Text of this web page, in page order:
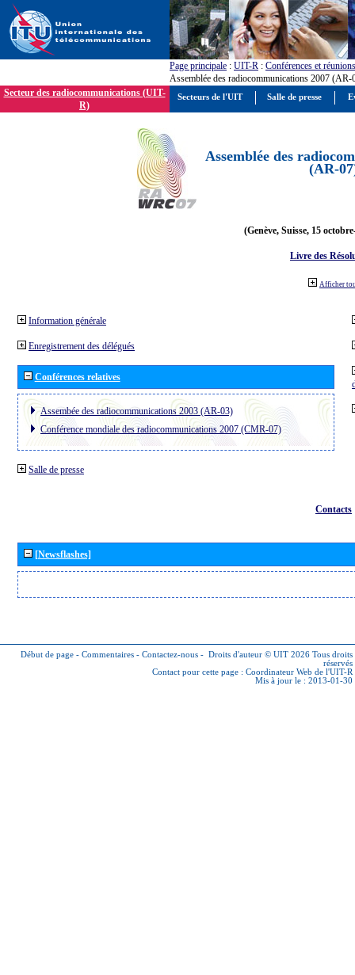
Page principale : UIT-R : Conférences et réunions
Assemblée des radiocommunications 2007 (AR-
Secteur des radiocommunications (UIT-
R)
Assemblée des
(AR-
(Genève, Suisse, 15
Livre des
Afficher
Information générale
Enregistrement des délégués
Conférences relatives
Assembée des radiocommunications 2003 (AR-03)
Conférence mondiale des radiocommunications 2007 (CMR-07)
Salle de presse
Contacts
[Newsflashes]
Début de page - Commentaires - Contactez-nous - Droits d'auteur © UIT 2026 Tous droits
réservés
Contact pour cette page : Coordinateur Web de l'UIT-R
Mis à jour le : 2013-01-30
Secteurs de l'UIT Salle de presse